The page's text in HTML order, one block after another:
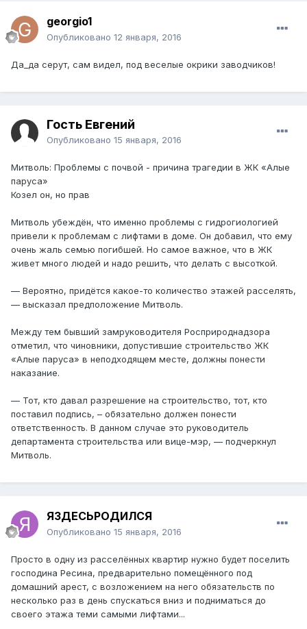
georgio1
Опубликовано 12 января, 2016
Да_да серут, сам видел, под веселые окрики заводчиков!
Гость Евгений
Опубликовано 15 января, 2016
Митволь: Проблемы с почвой - причина трагедии в ЖК «Алые
паруса»
Козел он, но прав
Митволь убеждён, что именно проблемы с гидрогиологией
привели к проблемам с лифтами в доме. Он добавил, что ему
очень жаль семью погибшей. Но самое важное, что в ЖК
живет много людей и надо решить, что делать с высоткой.
— Вероятно, придётся какое-то количество этажей расселять,
— высказал предположение Митволь.
Между тем бывший замруководителя Росприроднадзора
отметил, что чиновники, допустившие строительство ЖК
«Алые паруса» в неподходящем месте, должны понести
наказание.
— Тот, кто давал разрешение на строительство, тот, кто
поставил подпись, – обязательно должен понести
ответственность. В данном случае это руководитель
департамента строительства или вице-мэр, — подчеркнул
Митволь.
ЯЗДЕСЬРОДИЛСЯ
Опубликовано 15 января, 2016
Просто в одну из расселённых квартир нужно будет поселить
господина Ресина, предварительно помещённого под
домашний арест, с возложением на него обязательств по
несколько раз в день спускаться вниз и подниматься до
своего этажа теми самыми лифтами...